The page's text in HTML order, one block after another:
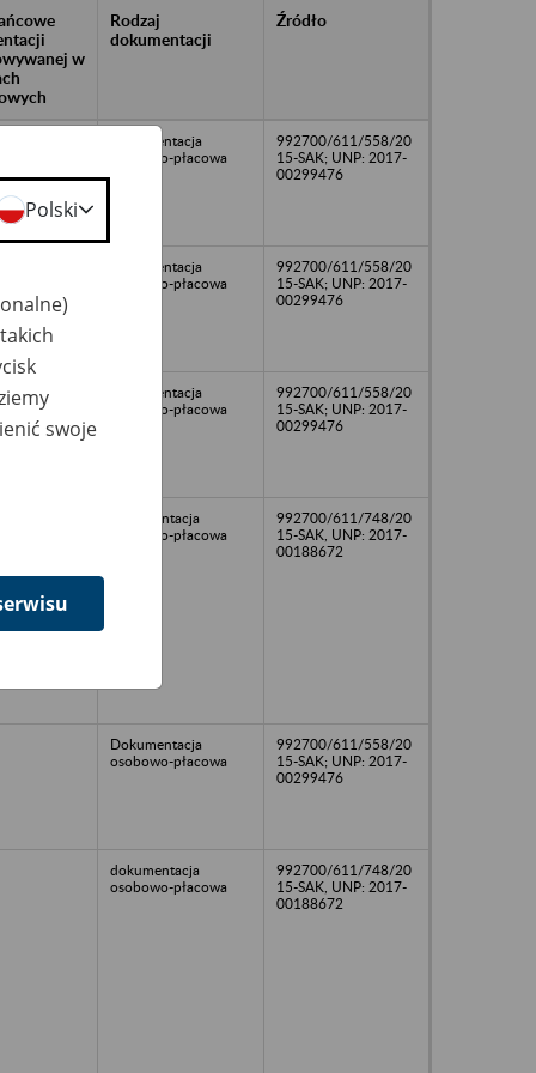
w
Rodzaj
dokumentacji
Źródło
Dokumentacja
osobowo-płacowa
992700/611/558/20
15-SAK; UNP: 2017-
00299476
Dokumentacja
osobowo-płacowa
992700/611/558/20
15-SAK; UNP: 2017-
00299476
Dokumentacja
osobowo-płacowa
992700/611/558/20
15-SAK; UNP: 2017-
00299476
dokumentacja
osobowo-płacowa
992700/611/748/20
15-SAK, UNP: 2017-
00188672
Dokumentacja
osobowo-płacowa
992700/611/558/20
15-SAK; UNP: 2017-
00299476
dokumentacja
osobowo-płacowa
992700/611/748/20
15-SAK, UNP: 2017-
00188672
Polski
swoje